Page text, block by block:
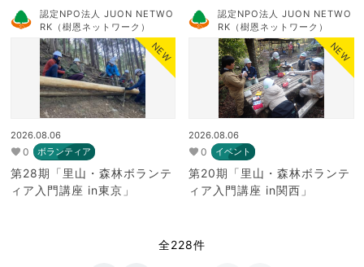
認定NPO法人 JUON NETWO
RK（樹恩ネットワーク）
NEW
2026.08.06
0 ボランティア
第28期「里山・森林ボランテ
ィア入門講座 in東京」
認定NPO法人 JUON NETWO
RK（樹恩ネットワーク）
NEW
2026.08.06
0 イベント
第20期「里山・森林ボランテ
ィア入門講座 in関西」
全228件